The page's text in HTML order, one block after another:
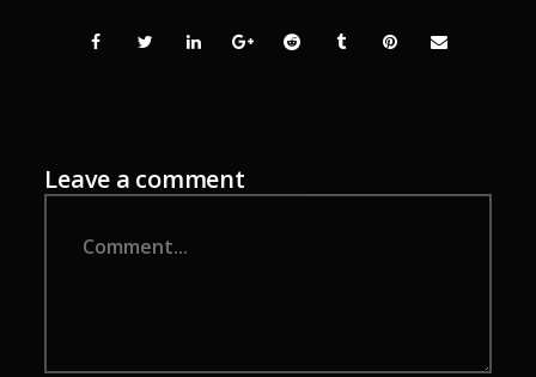
Leave a comment